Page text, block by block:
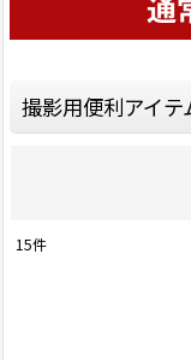
撮影用便利アイ
15件